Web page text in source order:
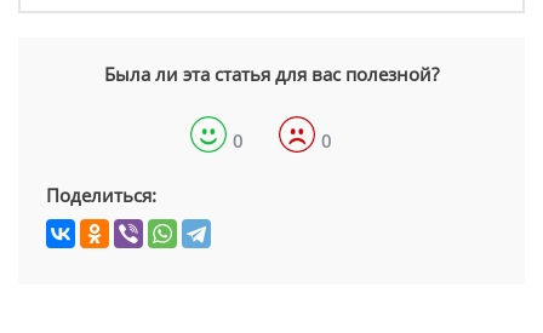
Была ли эта статья для вас полезной?
0 0
Поделиться: